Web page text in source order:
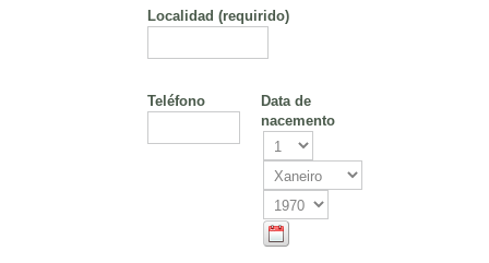
Localidad (requirido)
Teléfono
Data de
nacemento